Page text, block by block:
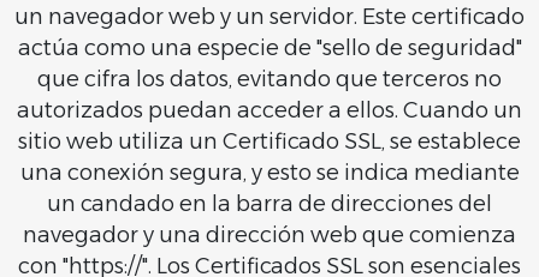
un navegador web y un servidor. Este certificado
actúa como una especie de "sello de seguridad"
que cifra los datos, evitando que terceros no
autorizados puedan acceder a ellos. Cuando un
sitio web utiliza un Certificado SSL, se establece
una conexión segura, y esto se indica mediante
un candado en la barra de direcciones del
navegador y una dirección web que comienza
con "https://". Los Certificados SSL son esenciales